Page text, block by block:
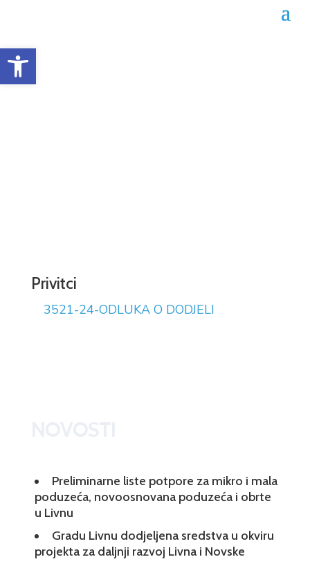
Open toolbar
Privitci
3521-24-ODLUKA O DODJELI
Preliminarne liste potpore za mikro i mala
poduzeća, novoosnovana poduzeća i obrte
u Livnu
Gradu Livnu dodjeljena sredstva u okviru
projekta za daljnji razvoj Livna i Novske